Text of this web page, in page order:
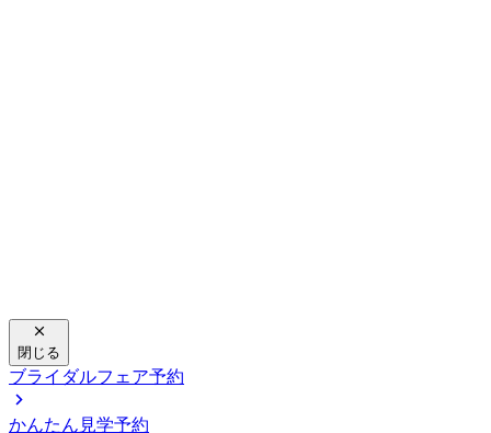
閉じる
ブライダルフェア予約
かんたん見学予約